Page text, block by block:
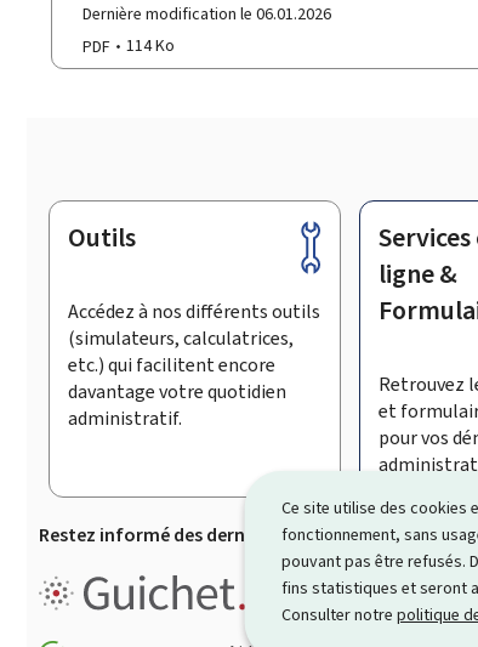
Ce site utilise des cookies
fonctionnement, sans
pouvant pas être refusés.
fins statistiques et seront
Consulter notre politique
Dernière modification le 06.01.2026
PDF
114 Ko
Pied
page
Outils
Accédez à nos différents outils
(simulateurs, calculatrices,
etc.) qui facilitent encore
davantage votre quotidien
administratif.
Services
ligne &
Retrouvez
et
pour vos
Restez informé des dernières actualités de
Guichet.lu est le
démarches ainsi que